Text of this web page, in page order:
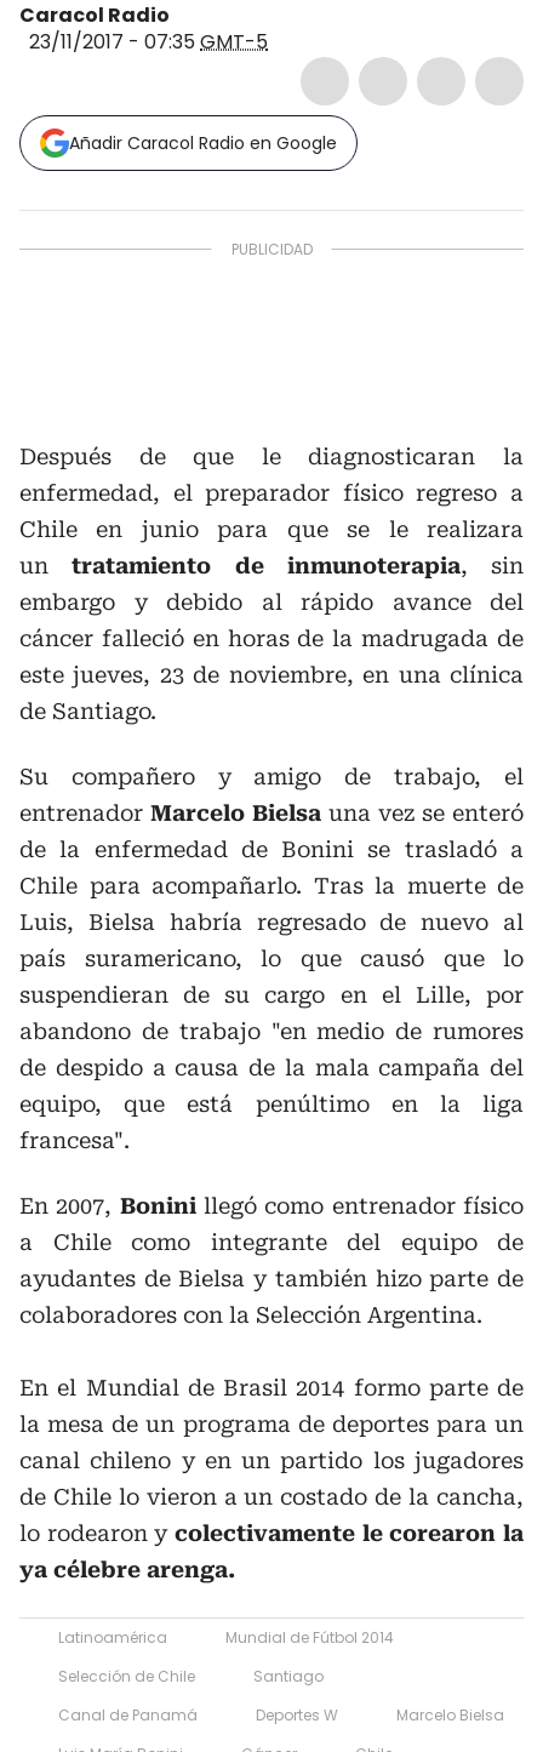
Caracol Radio
23/11/2017 - 07:35GMT-5
Añadir Caracol Radio en Google
Después de que le diagnosticaran la
enfermedad, el preparador físico regreso a
Chile en junio para que se le realizara
untratamiento de inmunoterapia, sin
embargo y debido al rápido avance del
cáncer falleció en horas de la madrugada de
este jueves, 23 de noviembre, en una clínica
de Santiago.
Su compañero y amigo de trabajo, el
entrenador Marcelo Bielsa una vez se enteró
de la enfermedad de Bonini se trasladó a
Chile para acompañarlo. Tras la muerte de
Luis, Bielsa habría regresado de nuevo al
país suramericano, lo que causó que lo
suspendieran de su cargo en el Lille, por
abandono de trabajo "en medio de rumores
de despido a causa de la mala campaña del
equipo, que está penúltimo en la liga
francesa".
En 2007, Boninillegó como entrenador físico
a Chile como integrante del equipo de
ayudantes de Bielsa y también hizo parte de
colaboradores con la Selección Argentina.
En el Mundial de Brasil 2014 formo parte de
la mesa de un programa de deportes para un
canal chileno y en un partido los jugadores
de Chile lo vieron a un costado de la cancha,
lo rodearon ycolectivamente le corearon la
ya célebre arenga.
Latinoamérica
Mundial de Fútbol 2014
Selección de Chile
Santiago
Canal de Panamá
Deportes W
Marcelo Bielsa